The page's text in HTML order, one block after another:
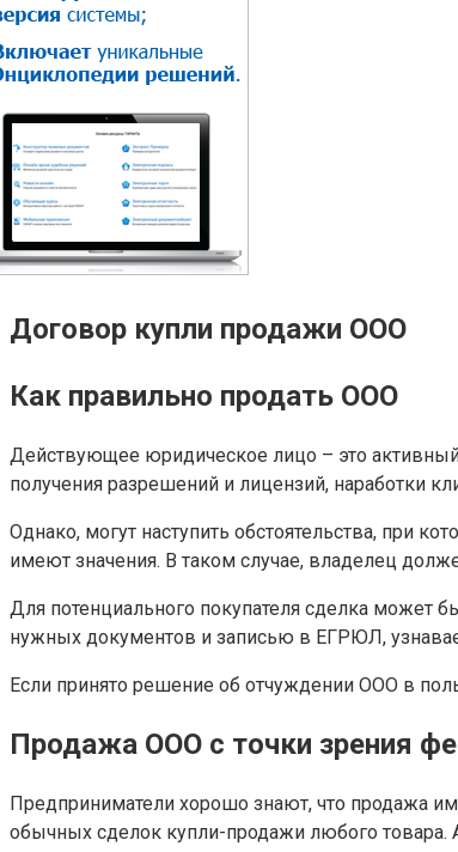
Договор купли продажи ООО
Как правильно продать ООО
Действующее юридическое лицо – это
получения разрешений и лицензий, наработки
Однако, могут наступить обстоятельства, при
имеют значения. В таком случае, владелец
Для потенциального покупателя сделка может
нужных документов и записью в ЕГРЮЛ,
Если принято решение об отчуждении ООО в
Продажа ООО с точки зрения
Предприниматели хорошо знают, что продажа
обычных сделок купли-продажи любого товара.